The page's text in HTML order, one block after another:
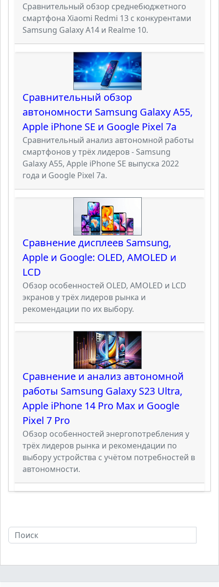
Сравнительный обзор среднебюджетного
смартфона Xiaomi Redmi 13 с конкурентами
Samsung Galaxy A14 и Realme 10.
Сравнительный обзор
автономности Samsung Galaxy A55,
Apple iPhone SE и Google Pixel 7a
Сравнительный анализ автономной работы
смартфонов у трёх лидеров - Samsung
Galaxy A55, Apple iPhone SE выпуска 2022
года и Google Pixel 7a.
Сравнение дисплеев Samsung,
Apple и Google: OLED, AMOLED и
LCD
Обзор особенностей OLED, AMOLED и LCD
экранов у трёх лидеров рынка и
рекомендации по их выбору.
Сравнение и анализ автономной
работы Samsung Galaxy S23 Ultra,
Apple iPhone 14 Pro Max и Google
Pixel 7 Pro
Обзор особенностей энергопотребления у
трёх лидеров рынка и рекомендации по
выбору устройства с учётом потребностей в
автономности.